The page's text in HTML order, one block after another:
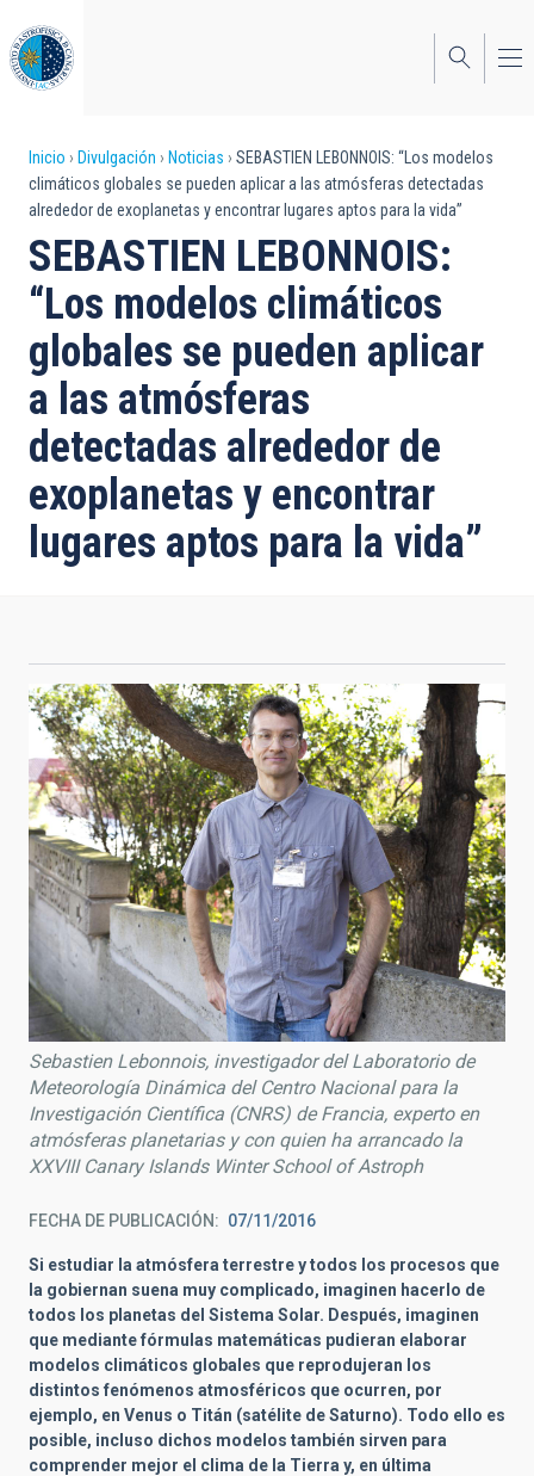
al
contenido
principal
Sobrescribir
enlaces
de
ayuda
a
la
navegación
Inicio Divulgación Noticias
SEBASTIEN LEBONNOIS: “Los modelos
climáticos globales se pueden aplicar a las atmósferas detectadas
alrededor de exoplanetas y encontrar lugares aptos para la vida”
SEBASTIEN LEBONNOIS:
“Los modelos climáticos
globales se pueden aplicar
a las atmósferas
detectadas alrededor de
exoplanetas y encontrar
lugares aptos para la vida”
Sebastien Lebonnois, investigador del Laboratorio de
Meteorología Dinámica del Centro Nacional para la
Investigación Científica (CNRS) de Francia, experto en
atmósferas planetarias y con quien ha arrancado la
XXVIII Canary Islands Winter School of Astroph
FECHA DE PUBLICACIÓN 07/11/2016
Si estudiar la atmósfera terrestre y todos los procesos que
la gobiernan suena muy complicado, imaginen hacerlo de
todos los planetas del Sistema Solar. Después, imaginen
que mediante fórmulas matemáticas pudieran elaborar
modelos climáticos globales que reprodujeran los
distintos fenómenos atmosféricos que ocurren, por
ejemplo, en Venus o Titán (satélite de Saturno). Todo ello es
posible, incluso dichos modelos también sirven para
comprender mejor el clima de la Tierra y, en última